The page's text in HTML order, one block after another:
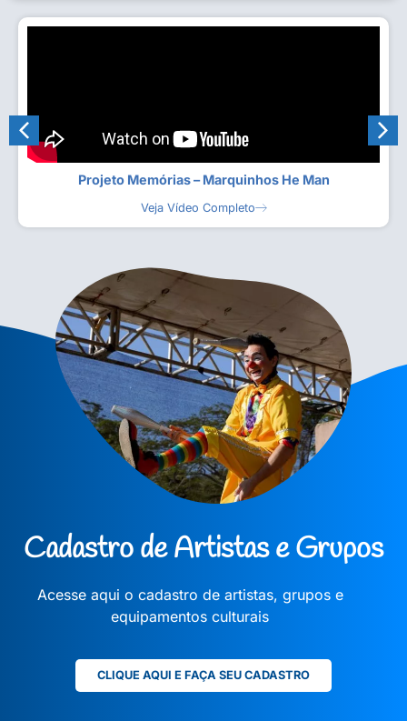
Projeto Memórias – Marquinhos He Man
Veja Vídeo Completo
Cadastro de Artistas e Grupos
Acesse aqui o cadastro de artistas, grupos e
equipamentos culturais
CLIQUE AQUI E FAÇA SEU CADASTRO